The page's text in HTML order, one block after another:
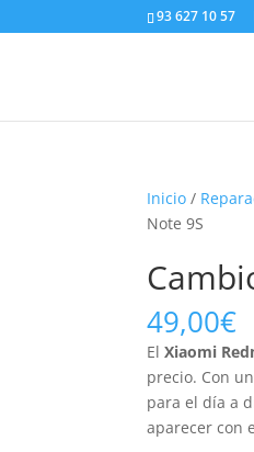
93 627 10 57
Inicio /
Note 9S
49,00€
ElXiaomi
precio. Con
para el día a
aparecer con